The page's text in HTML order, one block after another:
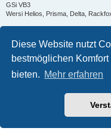
Diese Website nutzt
bestmöglichen
bieten. Mehr erfahren
GSi VB3
Wersi Helios, Prisma, Delta,
Manche Leute sind nicht dumm,
Powered byphpBB